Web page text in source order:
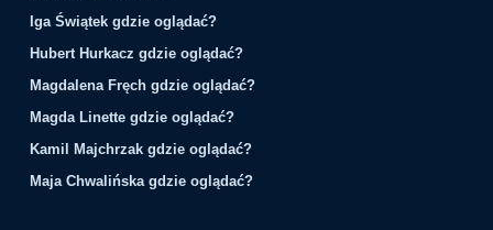
Iga Świątek gdzie oglądać?
Hubert Hurkacz gdzie oglądać?
Magdalena Fręch gdzie oglądać?
Magda Linette gdzie oglądać?
Kamil Majchrzak gdzie oglądać?
Maja Chwalińska gdzie oglądać?